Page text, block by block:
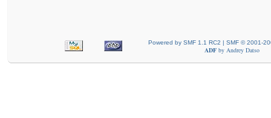
Powered by SMF 1.1 RC2 | SMF © 2001-
ADFby Andrey Datso